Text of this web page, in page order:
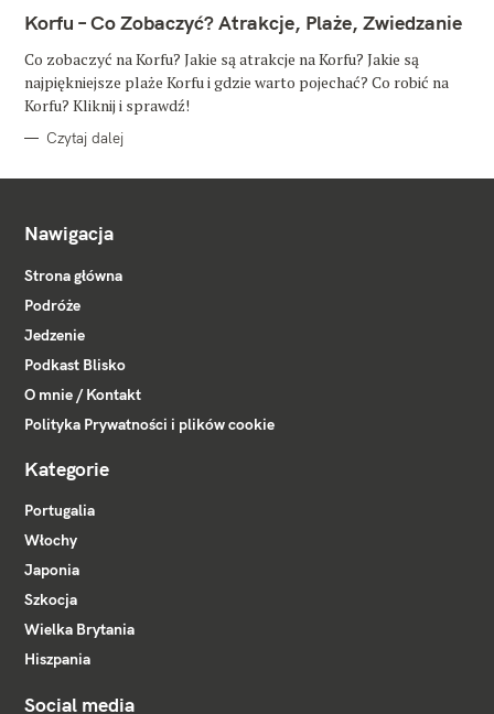
T
E
O
R
I
Korfu – Co Zobaczyć? Atrakcje, Plaże, Zwiedzanie
Co zobaczyć na Korfu? Jakie są atrakcje na Korfu? Jakie są
najpiękniejsze plaże Korfu i gdzie warto pojechać? Co robić na
Korfu? Kliknij i sprawdź!
Czytaj dalej
Nawigacja
Strona główna
Podróże
Jedzenie
Podkast Blisko
O mnie / Kontakt
Polityka Prywatności i plików cookie
Kategorie
Portugalia
Włochy
Japonia
Szkocja
Wielka Brytania
Hiszpania
Social media